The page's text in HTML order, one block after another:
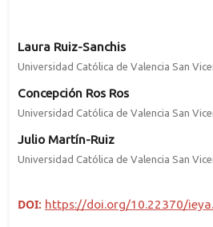
Laura Ruiz-Sanchis
Universidad Católica de Valencia San
Concepción Ros Ros
Universidad Católica de Valencia San
Julio Martín-Ruiz
Universidad Católica de Valencia San
DOI: https://doi.org/10.22370/